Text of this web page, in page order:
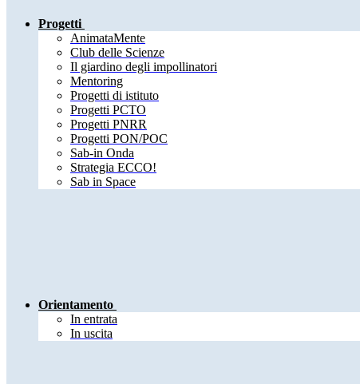
Progetti
AnimataMente
Club delle Scienze
Il giardino degli impollinatori
Mentoring
Progetti di istituto
Progetti PCTO
Progetti PNRR
Progetti PON/POC
Sab-in Onda
Strategia ECCO!
Sab in Space
Orientamento
In entrata
In uscita